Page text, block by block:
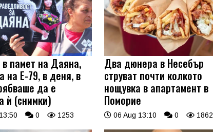
в памет на Даяна,
на Е-79, в деня, в
да е
ѝ (снимки)
0 1253
Два дюнера в Несебър
струват почти колкото
нощувка в апартамент в
Поморие
06 Aug 13:10 0 1862